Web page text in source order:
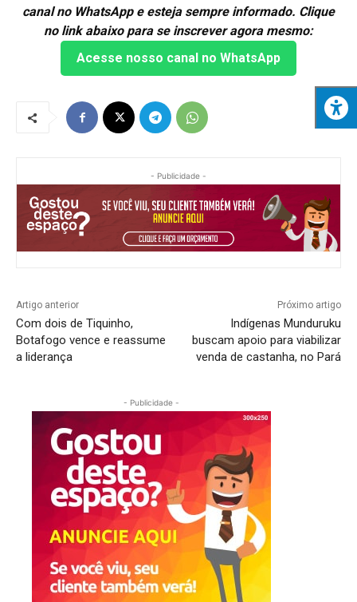
canal no WhatsApp e esteja sempre informado. Clique
no link abaixo para se inscrever agora mesmo:
Acesse nosso canal no WhatsApp
- Publicidade -
Artigo anterior
Com dois de Tiquinho,
Botafogo vence e reassume
a liderança
Próximo artigo
Indígenas Munduruku
buscam apoio para viabilizar
venda de castanha, no Pará
- Publicidade -